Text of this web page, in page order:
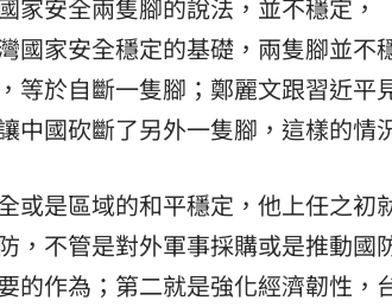
家安全兩隻腳的說法，並不穩定，
國家安全穩定的基礎，兩隻腳並不
等於自斷一隻腳；鄭麗文跟習近平
中國砍斷了另外一隻腳，這樣的情
或是區域的和平穩定，他上任之初
，不管是對外軍事採購或是推動國
的作為；第二就是強化經濟韌性，